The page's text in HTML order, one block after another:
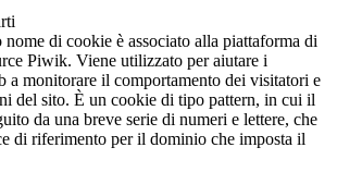
nome di cookie è associato alla piattaforma di
Piwik. Viene utilizzato per aiutare i
a monitorare il comportamento dei visitatori e
del sito. È un cookie di tipo pattern, in cui il
da una breve serie di numeri e lettere, che
di riferimento per il dominio che imposta il